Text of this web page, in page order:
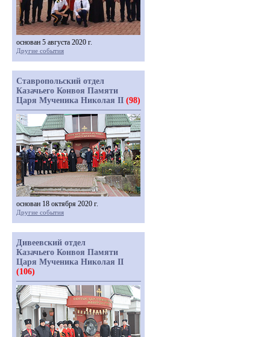
основан 5 августа 2020 г.
Другие события
Ставропольский отдел
Казачьего Конвоя Памяти
Царя Мученика Николая II (98)
основан 18 октября 2020 г.
Другие события
Дивеевский отдел
Казачьего Конвоя Памяти
Царя Мученика Николая II
(106)